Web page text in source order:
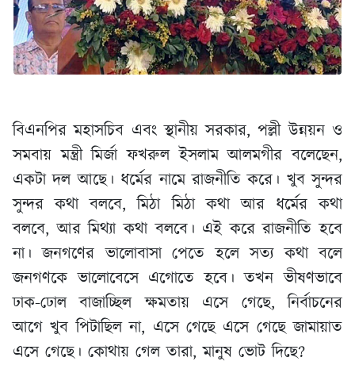
বিএনপির মহাসচিব এবং স্থানীয় সরকার, পল্লী উন্নয়ন ও
সমবায় মন্ত্রী মির্জা ফখরুল ইসলাম আলমগীর বলেছেন,
একটা দল আছে। ধর্মের নামে রাজনীতি করে। খুব সুন্দর
সুন্দর কথা বলবে, মিঠা মিঠা কথা আর ধর্মের কথা
বলবে, আর মিথ্যা কথা বলবে। এই করে রাজনীতি হবে
না। জনগণের ভালোবাসা পেতে হলে সত্য কথা বলে
জনগণকে ভালোবেসে এগোতে হবে। তখন ভীষণভাবে
ঢাক-ঢোল বাজাচ্ছিল ক্ষমতায় এসে গেছে, নির্বাচনের
আগে খুব পিটাছিল না, এসে গেছে এসে গেছে জামায়াত
এসে গেছে। কোথায় গেল তারা, মানুষ ভোট দিছে?